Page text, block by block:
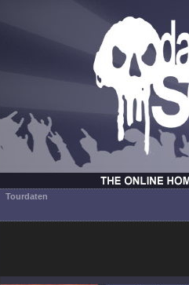
Tourdaten